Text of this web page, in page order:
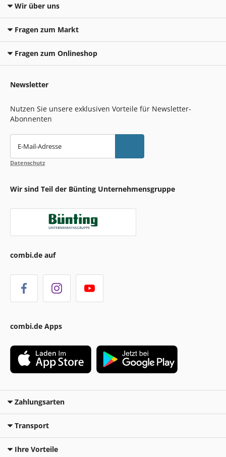
Wir über uns
Fragen zum Markt
Fragen zum Onlineshop
Newsletter
Nutzen Sie unsere exklusiven Vorteile für Newsletter-
Abonnenten
E-Mail-Adresse
Datenschutz
Wir sind Teil der Bünting Unternehmensgruppe
combi.de auf
combi.de Apps
Zahlungsarten
Transport
Ihre Vorteile